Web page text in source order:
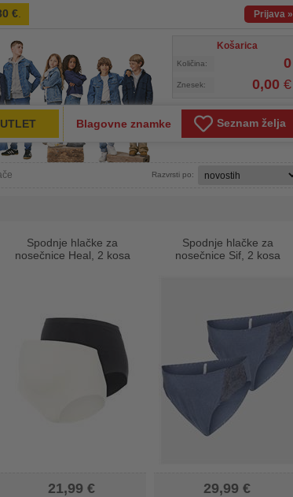
€ Prijava »
Košarica
Količina: 0
Znesek: 0,00 €
Blagovne znamke Seznam želja
Razvrsti po:
Spodnje hlačke za
nosečnice Heal, 2 kosa
21,99 €
Spodnje hlačke za
nosečnice Sif, 2 kosa
29,99 €